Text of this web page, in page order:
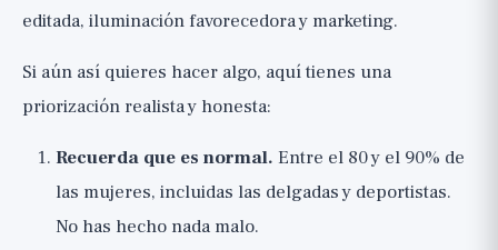
editada, iluminación favorecedora y marketing.
Si aún así quieres hacer algo, aquí tienes una
priorización realista y honesta:
Recuerda que es normal. Entre el 80 y el 90% de
las mujeres, incluidas las delgadas y deportistas.
No has hecho nada malo.